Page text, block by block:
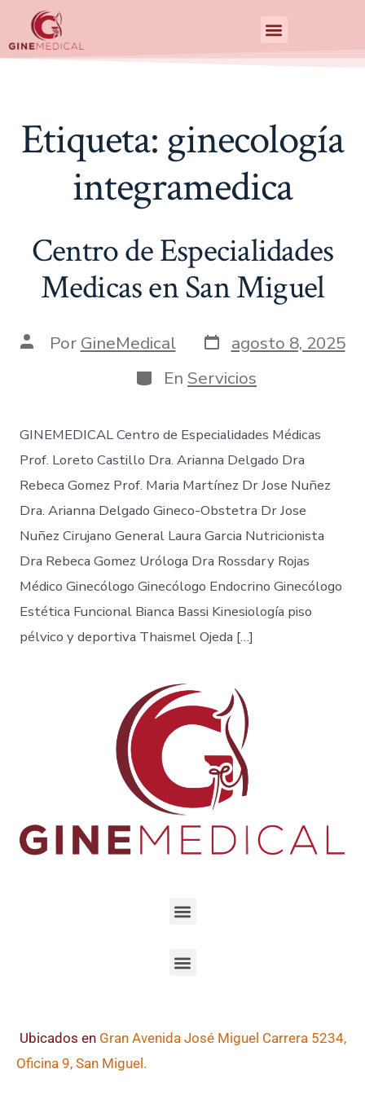
Etiqueta: ginecología
integramedica
Centro de Especialidades
Medicas en San Miguel
Por GineMedical
agosto 8, 2025
En Servicios
GINEMEDICAL Centro de Especialidades Médicas
Prof. Loreto Castillo Dra. Arianna Delgado Dra
Rebeca Gomez Prof. Maria Martínez Dr Jose Nuñez
Dra. Arianna Delgado Gineco-Obstetra Dr Jose
Nuñez Cirujano General Laura Garcia Nutricionista
Dra Rebeca Gomez Uróloga Dra Rossdary Rojas
Médico Ginecólogo Ginecólogo Endocrino Ginecólogo
Estética Funcional Bianca Bassi Kinesiología piso
pélvico y deportiva Thaismel Ojeda […]
Ubicados en Gran Avenida José Miguel Carrera 5234,
Oficina 9, San Miguel.